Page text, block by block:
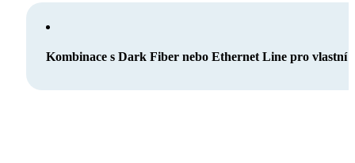
Kombinace s Dark Fiber nebo Ethernet Line pro vlastní